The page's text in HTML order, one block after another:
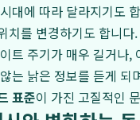
대에 따라 달라지기도
치를 변경하기도 합니
트 주기가 매우 길거나
는 낡은 정보를 듣게 되
표준이 가진 고질적인